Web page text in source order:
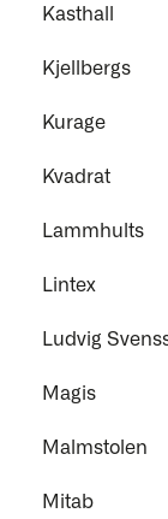
Kasthall
Kjellbergs
Kurage
Kvadrat
Lammhults
Lintex
Ludvig
Magis
Malmstolen
Mitab